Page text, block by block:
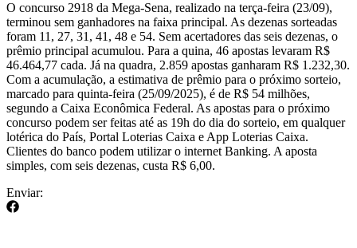
O concurso 2918 da Mega-Sena, realizado na terça-feira (23/09),
terminou sem ganhadores na faixa principal. As dezenas sorteadas
foram 11, 27, 31, 41, 48 e 54. Sem acertadores das seis dezenas, o
prêmio principal acumulou. Para a quina, 46 apostas levaram R$
46.464,77 cada. Já na quadra, 2.859 apostas ganharam R$ 1.232,30.
Com a acumulação, a estimativa de prêmio para o próximo sorteio,
marcado para quinta-feira (25/09/2025), é de R$ 54 milhões,
segundo a Caixa Econômica Federal. As apostas para o próximo
concurso podem ser feitas até as 19h do dia do sorteio, em qualquer
lotérica do País, Portal Loterias Caixa e App Loterias Caixa.
Clientes do banco podem utilizar o internet Banking. A aposta
simples, com seis dezenas, custa R$ 6,00.
Enviar: